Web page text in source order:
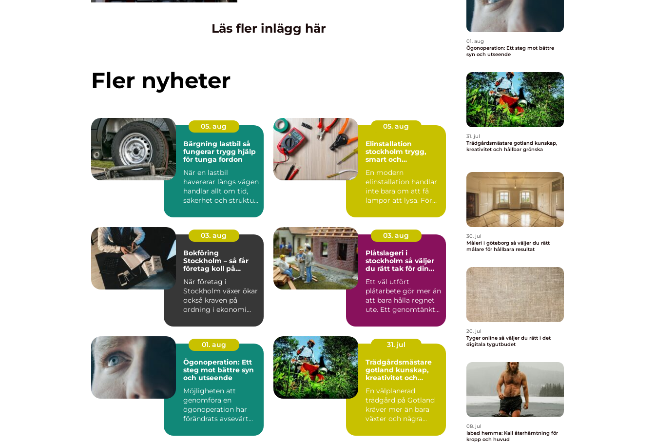
Läs fler inlägg här
Fler nyheter
05. aug
Bärgning lastbil så
fungerar trygg hjälp
för tunga fordon
När en lastbil
havererar längs vägen
handlar allt om tid,
säkerhet och struktur.
05. aug
Elinstallation
stockholm trygg,
smart och
din fastighet
En modern
elinstallation handlar
inte bara om att få
lampor att lysa. För
fastighetsägar...
03. aug
Bokföring
Stockholm – så får
företag koll på
När företag i
Stockholm växer ökar
också kraven på
ordning i ekonomi...
03. aug
Plåtslageri i
stockholm så väljer
du rätt tak för din
Ett väl utfört
plåtarbete gör mer än
att bara hålla regnet
ute. Ett genomtänkt
fasad...
01. aug
Ögonoperation: Ett
steg mot bättre syn
och utseende
Möjligheten att
genomföra en
ögonoperation har
förändrats avsevärt
31. jul
Trädgårdsmästare
gotland kunskap,
kreativitet och
En välplanerad
trädgård på Gotland
kräver mer än bara
växter och några
salt ...
01. aug
Ögonoperation: Ett steg mot bättre
syn och utseende
31. jul
Trädgårdsmästare gotland kunskap,
kreativitet och hållbar grönska
30. jul
Måleri i göteborg så väljer du rätt
målare för hållbara resultat
20. jul
Tyger online så väljer du rätt i det
digitala tygutbudet
08. jul
Isbad hemma: Kall återhämtning för
kropp och huvud